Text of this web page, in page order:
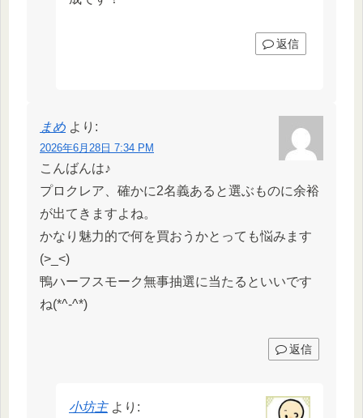
返信
まめ より:
2026年6月28日 7:34 PM
こんばんは♪
プロクレア、確かに2名義あると選ぶものに余裕
が出てきますよね。
かなり魅力的で何を買おうかとっても悩みます
(>_<)
鴨ハーフスモーク無事抽選に当たるといいです
ね(*^-^*)
返信
小坊主 より: